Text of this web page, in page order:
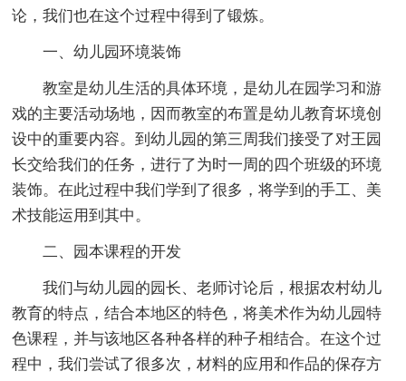
论，我们也在这个过程中得到了锻炼。
一、幼儿园环境装饰
教室是幼儿生活的具体环境，是幼儿在园学习和游
戏的主要活动场地，因而教室的布置是幼儿教育坏境创
设中的重要内容。到幼儿园的第三周我们接受了对王园
长交给我们的任务，进行了为时一周的四个班级的环境
装饰。在此过程中我们学到了很多，将学到的手工、美
术技能运用到其中。
二、园本课程的开发
我们与幼儿园的园长、老师讨论后，根据农村幼儿
教育的特点，结合本地区的特色，将美术作为幼儿园特
色课程，并与该地区各种各样的种子相结合。在这个过
程中，我们尝试了很多次，材料的应用和作品的保存方